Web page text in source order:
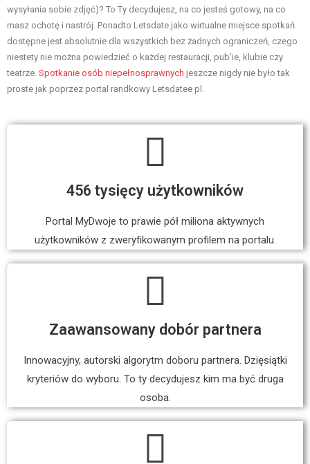
wysyłania sobie zdjęć)? To Ty decydujesz, na co jesteś gotowy, na co
masz ochotę i nastrój. Ponadto Letsdate jako wirtualne miejsce spotkań
dostępne jest absolutnie dla wszystkich bez żadnych ograniczeń, czego
niestety nie można powiedzieć o każdej restauracji, pub’ie, klubie czy
teatrze. Spotkanie osób niepełnosprawnych jeszcze nigdy nie było tak
proste jak poprzez portal randkowy Letsdatee pl.
456 tysięcy użytkowników
Portal MyDwoje to prawie pół miliona aktywnych
użytkowników z zweryfikowanym profilem na portalu.
Zaawansowany dobór partnera
Innowacyjny, autorski algorytm doboru partnera. Dzięsiątki
kryteriów do wyboru. To ty decydujesz kim ma być druga
osoba.